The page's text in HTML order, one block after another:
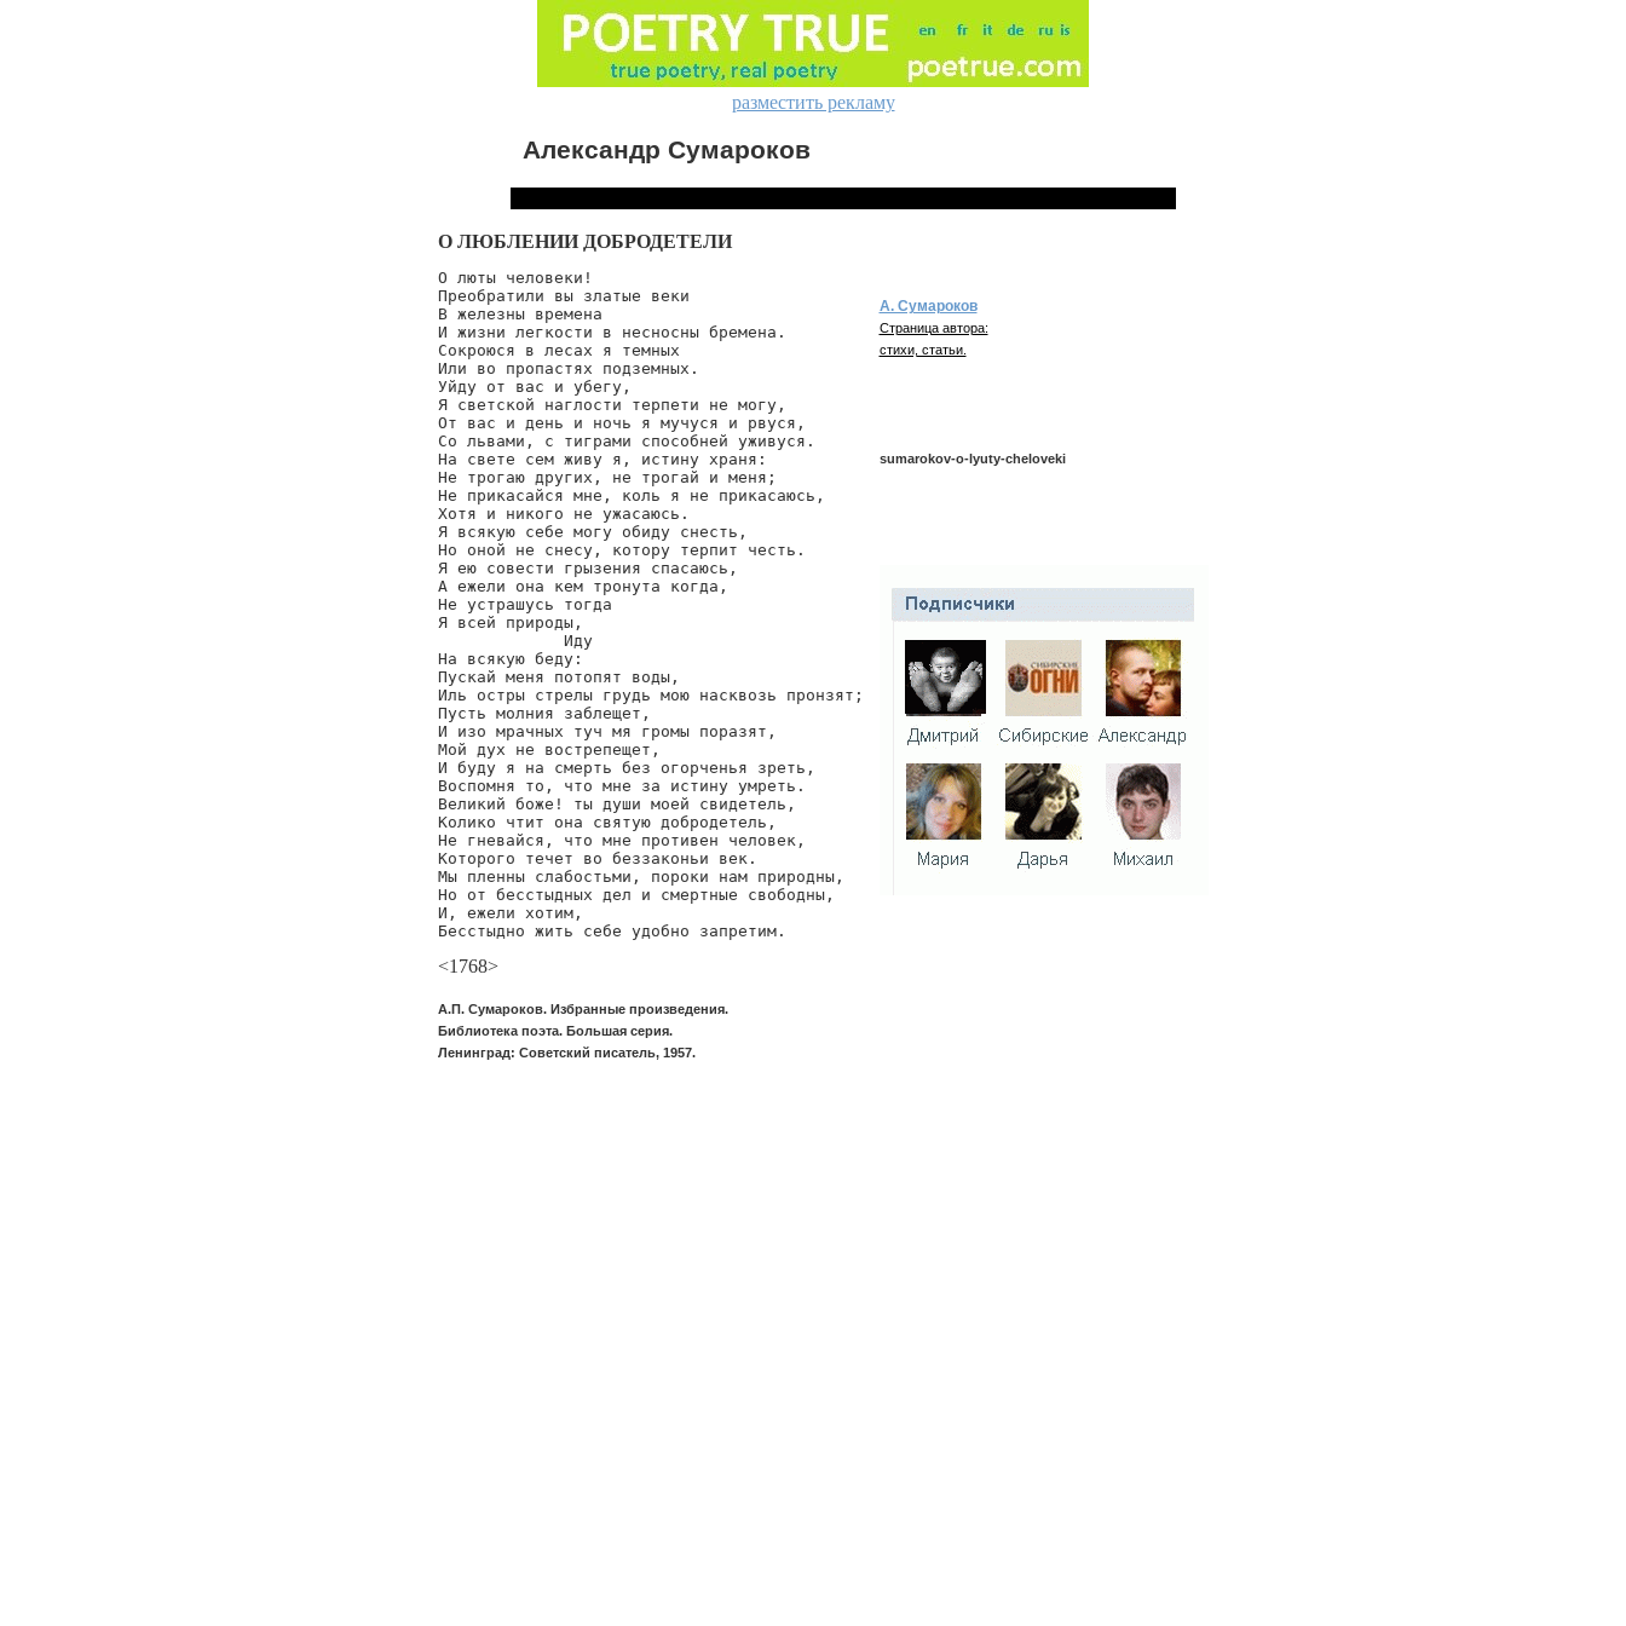
разместить рекламу
Александр Сумароков
О ЛЮБЛЕНИИ ДОБРОДЕТЕЛИ
О люты человеки!
Преобратили вы златые веки
В железны времена
И жизни легкости в несносны бремена.
Сокроюся в лесах я темных
Или во пропастях подземных.
Уйду от вас и убегу,
Я светской наглости терпети не могу,
От вас и день и ночь я мучуся и рвуся,
Со львами, с тиграми способней уживуся.
На свете сем живу я, истину храня:
Не трогаю других, не трогай и меня;
Не прикасайся мне, коль я не прикасаюсь,
Хотя и никого не ужасаюсь.
Я всякую себе могу обиду снесть,
Но оной не снесу, котору терпит честь.
Я ею совести грызения спасаюсь,
А ежели она кем тронута когда,
Не устрашусь тогда
Я всей природы,
             Иду
На всякую беду:
Пускай меня потопят воды,
Иль остры стрелы грудь мою насквозь пронзят;
Пусть молния заблещет,
И изо мрачных туч мя громы поразят,
Мой дух не вострепещет,
И буду я на смерть без огорченья зреть,
Воспомня то, что мне за истину умреть.
Великий боже! ты души моей свидетель,
Колико чтит она святую добродетель,
Не гневайся, что мне противен человек,
Которого течет во беззаконьи век.
Мы пленны слабостьми, пороки нам природны,
Но от бесстыдных дел и смертные свободны,
И, ежели хотим,
Бесстыдно жить себе удобно запретим.
<1768>
А.П. Сумароков. Избранные произведения.
Библиотека поэта. Большая серия.
Ленинград: Советский писатель, 1957.
А. Сумароков
Страница автора:
стихи, статьи.
sumarokov-o-lyuty-cheloveki